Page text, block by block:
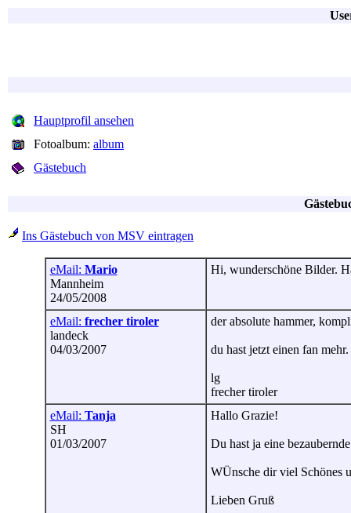
Hauptprofil ansehen
Fotoalbum: album
Gästebuch
Ins Gästebuch von MSV eintragen
eMail: Mario
Mannheim
24/05/2008
Hi, wunderschöne Bilder.
eMail: frecher tiroler
landeck
04/03/2007
der absolute hammer,
du hast jetzt einen fan mehr.
lg
frecher tiroler
eMail: Tanja
SH
01/03/2007
Hallo Grazie!
Du hast ja eine
WÜnsche dir viel Schönes
Lieben Gruß